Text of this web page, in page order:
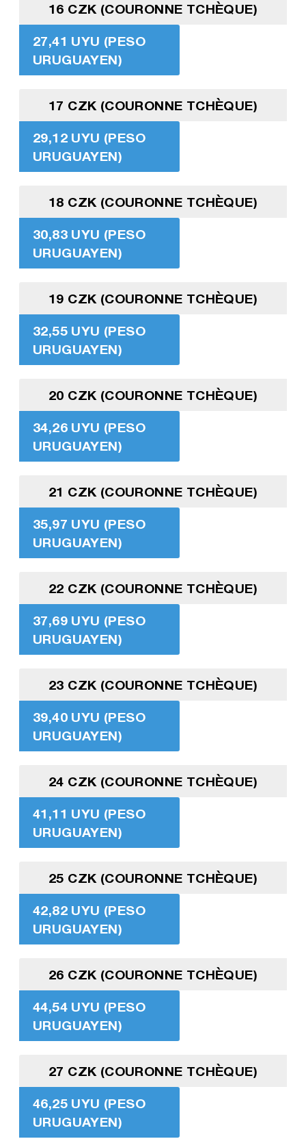
16 CZK (COURONNE TCHÈQUE)
27,41 UYU (PESO
URUGUAYEN)
17 CZK (COURONNE TCHÈQUE)
29,12 UYU (PESO
URUGUAYEN)
18 CZK (COURONNE TCHÈQUE)
30,83 UYU (PESO
URUGUAYEN)
19 CZK (COURONNE TCHÈQUE)
32,55 UYU (PESO
URUGUAYEN)
20 CZK (COURONNE TCHÈQUE)
34,26 UYU (PESO
URUGUAYEN)
21 CZK (COURONNE TCHÈQUE)
35,97 UYU (PESO
URUGUAYEN)
22 CZK (COURONNE TCHÈQUE)
37,69 UYU (PESO
URUGUAYEN)
23 CZK (COURONNE TCHÈQUE)
39,40 UYU (PESO
URUGUAYEN)
24 CZK (COURONNE TCHÈQUE)
41,11 UYU (PESO
URUGUAYEN)
25 CZK (COURONNE TCHÈQUE)
42,82 UYU (PESO
URUGUAYEN)
26 CZK (COURONNE TCHÈQUE)
44,54 UYU (PESO
URUGUAYEN)
27 CZK (COURONNE TCHÈQUE)
46,25 UYU (PESO
URUGUAYEN)